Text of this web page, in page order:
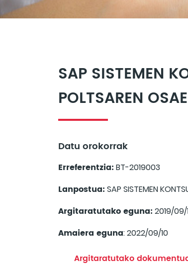
SAP SISTEMEN
POLTSAREN
Datu orokorrak
Erreferentzia: BT-2019003
Lanpostua: SAP SISTEMEN
Argitaratutako eguna: 2019/09/
Amaiera eguna: 2022/09/10
Argitaratutako